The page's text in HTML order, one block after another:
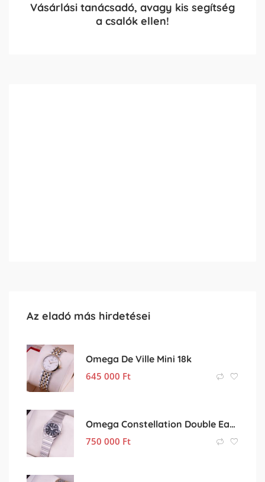
Vásárlási tanácsadó, avagy kis segítség
a csalók ellen!
Az eladó más hirdetései
Omega De Ville Mini 18k
645 000 Ft
Omega Constellation Double Eagle
750 000 Ft